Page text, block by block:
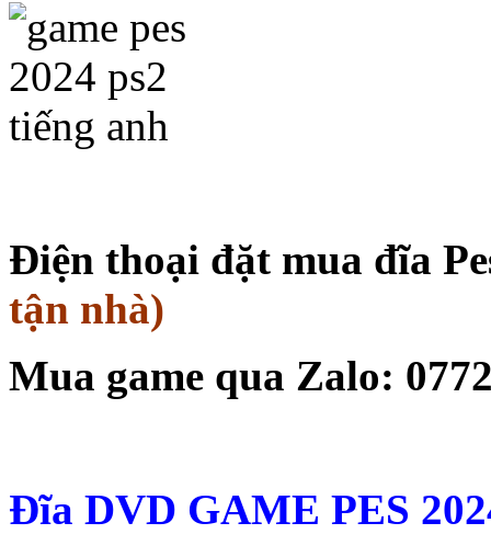
Điện thoại đặt mua đĩa
tận nhà)
Mua game qua Zalo:
Đĩa DVD GAME PES